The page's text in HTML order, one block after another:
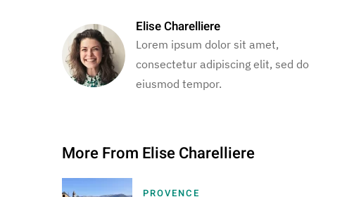
Elise Charelliere
Lorem ipsum dolor sit amet,
consectetur adipiscing elit, sed do
eiusmod tempor.
More From Elise Charelliere
PROVENCE